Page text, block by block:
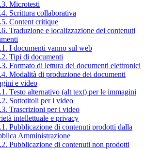
Microtesti
Scrittura collaborativa
Content critique
Traduzione e localizzazione dei contenuti
I documenti vanno sul web
Tipi di documenti
Formato di lettura dei documenti elettronici
Modalità di produzione dei documenti
e video
Testo alternativo (alt text) per le immagini
Sottotitoli per i video
Trascrizioni per i video
intellettuale e privacy
Pubblicazione di contenuti prodotti dalla
Amministrazione
Pubblicazione di contenuti non prodotti